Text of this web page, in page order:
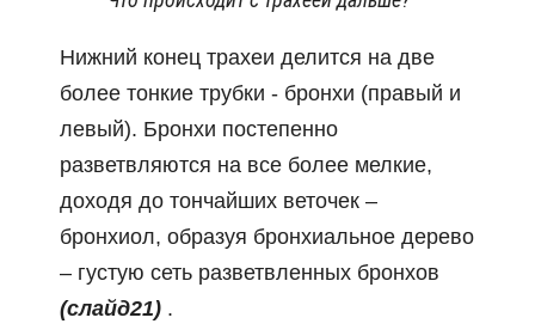
Нижний конец трахеи делится на две
более тонкие трубки - бронхи (правый и
левый). Бронхи постепенно
разветвляются на все более мелкие,
доходя до тончайших веточек –
бронхиол, образуя бронхиальное дерево
– густую сеть разветвленных бронхов
(слайд21) .